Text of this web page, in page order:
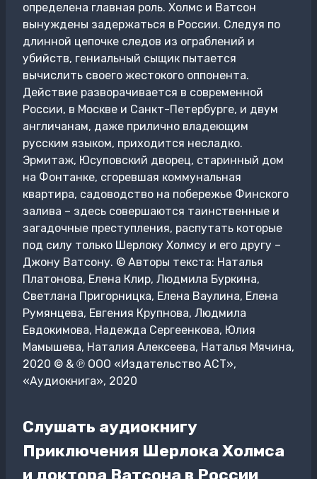
определена главная роль. Холмс и Ватсон
вынуждены задержаться в России. Следуя по
длинной цепочке следов из ограблений и
убийств, гениальный сыщик пытается
вычислить своего жестокого оппонента.
Действие разворачивается в современной
России, в Москве и Санкт-Петербурге, и двум
англичанам, даже прилично владеющим
русским языком, приходится несладко.
Эрмитаж, Юсуповский дворец, старинный дом
на Фонтанке, сгоревшая коммунальная
квартира, садоводство на побережье Финского
залива – здесь совершаются таинственные и
загадочные преступления, распутать которые
под силу только Шерлоку Холмсу и его другу –
Джону Ватсону. © Авторы текста: Наталья
Платонова, Елена Клир, Людмила Буркина,
Светлана Пригорницка, Елена Ваулина, Елена
Румянцева, Евгения Крупнова, Людмила
Евдокимова, Надежда Сергеенкова, Юлия
Мамышева, Наталия Алексеева, Наталья Мячина,
2020 © & ℗ ООО «Издательство АСТ»,
«Аудиокнига», 2020
Слушать аудиокнигу
Приключения Шерлока Холмса
и доктора Ватсона в России